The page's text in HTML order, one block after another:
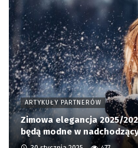
ARTYKUŁY PARTNERÓW
Zimowa elegancja 2025/
będą modne w